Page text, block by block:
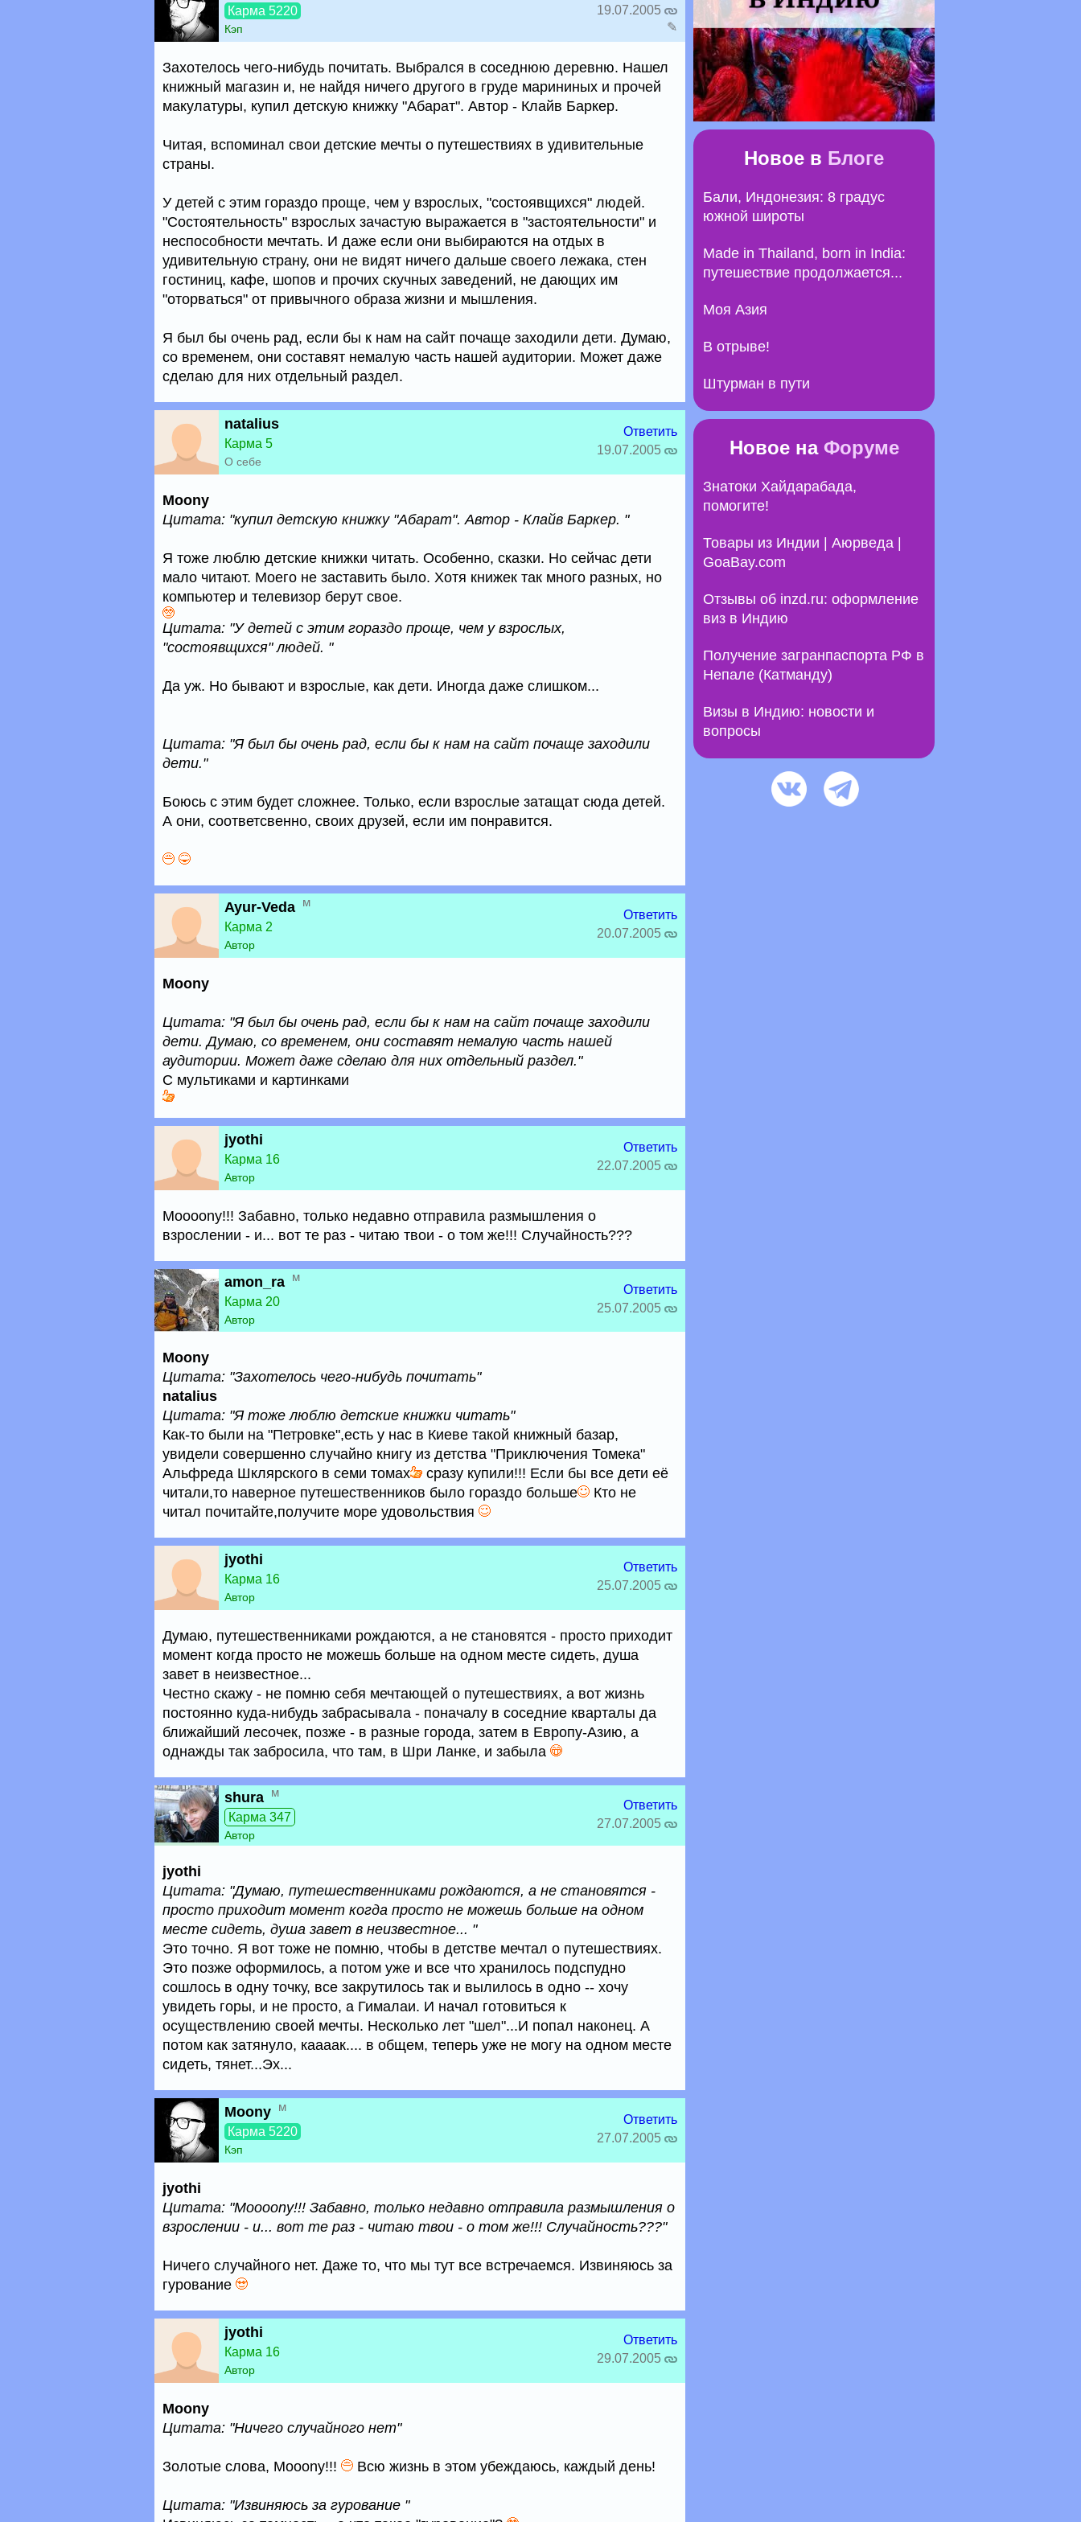
Карма 5220
Кэп
19.07.2005
✎
Захотелось чего-нибудь почитать. Выбрался в соседнюю деревню. Нашел
книжный магазин и, не найдя ничего другого в груде марининых и прочей
макулатуры, купил детскую книжку "Абарат". Автор - Клайв Баркер.
Читая, вспоминал свои детские мечты о путешествиях в удивительные
страны.
У детей с этим гораздо проще, чем у взрослых, "состоявщихся" людей.
"Состоятельность" взрослых зачастую выражается в "застоятельности" и
неспособности мечтать. И даже если они выбираются на отдых в
удивительную страну, они не видят ничего дальше своего лежака, стен
гостиниц, кафе, шопов и прочих скучных заведений, не дающих им
"оторваться" от привычного образа жизни и мышления.
Я был бы очень рад, если бы к нам на сайт почаще заходили дети. Думаю,
со временем, они составят немалую часть нашей аудитории. Может даже
сделаю для них отдельный раздел.
natalius
Карма 5
О себе
Ответить
19.07.2005
Moony
Цитата: "купил детскую книжку "Абарат". Автор - Клайв Баркер. "
Я тоже люблю детские книжки читать. Особенно, сказки. Но сейчас дети
мало читают. Моего не заставить было. Хотя книжек так много разных, но
компьютер и телевизор берут свое.
Цитата: "У детей с этим гораздо проще, чем у взрослых,
"состоявщихся" людей. "
Да уж. Но бывают и взрослые, как дети. Иногда даже слишком...
Цитата: "Я был бы очень рад, если бы к нам на сайт почаще заходили
дети."
Боюсь с этим будет сложнее. Только, если взрослые затащат сюда детей.
А они, соответсвенно, своих друзей, если им понравится.
Ayur-Veda м
Карма 2
Автор
Ответить
20.07.2005
Moony
Цитата: "Я был бы очень рад, если бы к нам на сайт почаще заходили
дети. Думаю, со временем, они составят немалую часть нашей
аудитории. Может даже сделаю для них отдельный раздел."
С мультиками и картинками
jyothi
Карма 16
Автор
Ответить
22.07.2005
Moooony!!! Забавно, только недавно отправила размышления о
взрослении - и... вот те раз - читаю твои - о том же!!! Случайность???
amon_ra м
Карма 20
Автор
Ответить
25.07.2005
Moony
Цитата: "Захотелось чего-нибудь почитать"
natalius
Цитата: "Я тоже люблю детские книжки читать"
Как-то были на "Петровке",есть у нас в Киеве такой книжный базар,
увидели совершенно случайно книгу из детства "Приключения Томека"
Альфреда Шклярского в семи томах
сразу купили!!! Если бы все дети её
читали,то наверное путешественников было гораздо больше
Кто не
читал почитайте,получите море удовольствия
jyothi
Карма 16
Автор
Ответить
25.07.2005
Думаю, путешественниками рождаются, а не становятся - просто приходит
момент когда просто не можешь больше на одном месте сидеть, душа
завет в неизвестное...
Честно скажу - не помню себя мечтающей о путешествиях, а вот жизнь
постоянно куда-нибудь забрасывала - поначалу в соседние кварталы да
ближайший лесочек, позже - в разные города, затем в Европу-Азию, а
однажды так забросила, что там, в Шри Ланке, и забыла
shura м
Карма 347
Автор
Ответить
27.07.2005
jyothi
Цитата: "Думаю, путешественниками рождаются, а не становятся -
просто приходит момент когда просто не можешь больше на одном
месте сидеть, душа завет в неизвестное... "
Это точно. Я вот тоже не помню, чтобы в детстве мечтал о путешествиях.
Это позже оформилось, а потом уже и все что хранилось подспудно
сошлось в одну точку, все закрутилось так и вылилось в одно -- хочу
увидеть горы, и не просто, а Гималаи. И начал готовиться к
осуществлению своей мечты. Несколько лет "шел"...И попал наконец. А
потом как затянуло, каааак.... в общем, теперь уже не могу на одном месте
сидеть, тянет...Эх...
Moony м
Карма 5220
Кэп
Ответить
27.07.2005
jyothi
Цитата: "Moooony!!! Забавно, только недавно отправила размышления о
взрослении - и... вот те раз - читаю твои - о том же!!! Случайность???"
Ничего случайного нет. Даже то, что мы тут все встречаемся. Извиняюсь за
гурование
jyothi
Карма 16
Автор
Ответить
29.07.2005
Moony
Цитата: "Ничего случайного нет"
Золотые слова, Mooony!!! Всю жизнь в этом убеждаюсь, каждый день!
Цитата: "Извиняюсь за гурование "
Новое в Блоге
Бали, Индонезия: 8 градус
южной широты
Made in Thailand, born in India:
путешествие продолжается...
Моя Азия
В отрыве!
Штурман в пути
Новое на Форуме
Знатоки Хайдарабада,
помогите!
Товары из Индии | Аюрведа |
GoaBay.com
Отзывы об inzd.ru: оформление
виз в Индию
Получение загранпаспорта РФ в
Непале (Катманду)
Визы в Индию: новости и
вопросы